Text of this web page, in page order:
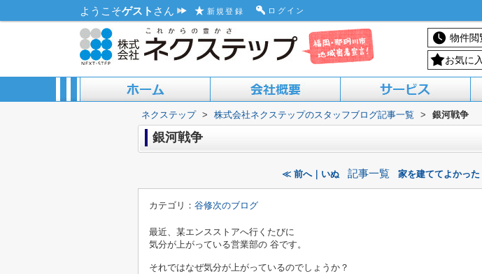
ようこそゲスト さん 新規登録 ログイン
物件閲
お気に
ABOUT US
ACCESS MAP 買いたい方へ
借りたい方へ
売りたい方へ
貸したい方へ
活用したい方へ
ネクステップ > 株式会社ネクステップのスタッフブログ記事一覧 > 銀河戦争
銀河戦争
≪ 前へ｜いぬ 記事一覧 家を建ててよかっ
カテゴリ： 谷修次のブログ
最近、某エンスストアへ行くたびに
気分が上がっている営業部の 谷です。
それではなぜ気分が上がっているのでしょうか？